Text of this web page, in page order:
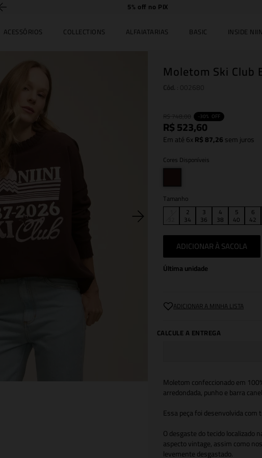
online eretireno JK Iguatemi.
ACESSÓRIOS COLLECTIONS ALFAIATARIAS BASIC INSIDE
Moletom Ski Club
-30% OFF
R$523,60
Em até6xR$87,26sem juros
Cores Disponíveis
Tamanho
2
34
3
36
4
38
5
40
6
42
ADICIONAR À SACOLA
Última unidade
Moletom confeccionado em
arredondada, punho e barra
Essa peça foi desenvolvida com
O desgaste do tecido localizado
aspecto vintage, assim como
levemente desgastado.